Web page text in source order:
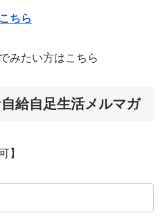
こちら
みたい方はこちら
給自足生活メルマガ
】